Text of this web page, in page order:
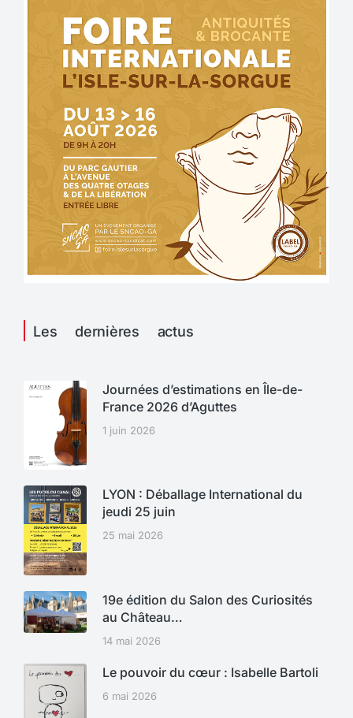
Les dernières actus
Journées d’estimations en Île-de-
France 2026 d’Aguttes
1 juin 2026
LYON : Déballage International du
jeudi 25 juin
25 mai 2026
19e édition du Salon des Curiosités
au Château…
14 mai 2026
Le pouvoir du cœur : Isabelle Bartoli
6 mai 2026